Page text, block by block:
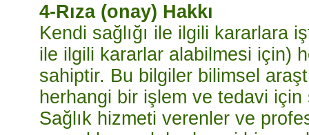
4-Rıza (onay) Hakkı
Kendi sağlığı ile ilgili kararlara
ile ilgili kararlar alabilmesi için)
sahiptir. Bu bilgiler bilimsel
herhangi bir işlem ve tedavi için
Sağlık hizmeti verenler ve